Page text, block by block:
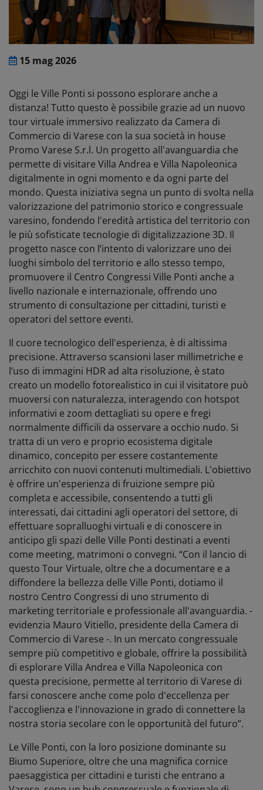
15 mag 2026
Oggi le Ville Ponti si possono esplorare anche a
distanza! Tutto questo è possibile grazie ad un nuovo
tour virtuale immersivo realizzato da Camera di
Commercio di Varese con la sua società in house
Promo Varese S.r.l. Un progetto all'avanguardia che
permette di visitare Villa Andrea e Villa Napoleonica
digitalmente in ogni momento e da ogni parte del
mondo. Questa iniziativa segna un punto di svolta nella
valorizzazione del patrimonio storico e congressuale
varesino, fondendo l'eredità artistica del territorio con
le più sofisticate tecnologie di digitalizzazione 3D. Il
progetto nasce con l’intento di valorizzare uno dei
luoghi simbolo del territorio e allo stesso tempo,
promuovere il Centro Congressi Ville Ponti anche a
livello nazionale e internazionale, offrendo uno
strumento di consultazione per cittadini, turisti e
operatori del settore eventi.
Il cuore tecnologico dell'esperienza, è di altissima
precisione. Attraverso scansioni laser millimetriche e
l’uso di immagini HDR ad alta risoluzione, è stato
creato un modello fotorealistico in cui il visitatore può
muoversi con naturalezza, interagendo con hotspot
informativi e zoom dettagliati su opere e fregi
normalmente difficili da osservare a occhio nudo. Si
tratta di un vero e proprio ecosistema digitale
dinamico, concepito per essere costantemente
arricchito con nuovi contenuti multimediali. L'obiettivo
è offrire un'esperienza di fruizione sempre più
completa e accessibile, consentendo a tutti gli
interessati, dai cittadini agli operatori del settore, di
effettuare sopralluoghi virtuali e di conoscere in
anticipo gli spazi delle Ville Ponti destinati a eventi
come meeting, matrimoni o convegni. “Con il lancio di
questo Tour Virtuale, oltre che a documentare e a
diffondere la bellezza delle Ville Ponti, dotiamo il
nostro Centro Congressi di uno strumento di
marketing territoriale e professionale all'avanguardia. -
evidenzia Mauro Vitiello, presidente della Camera di
Commercio di Varese -. In un mercato congressuale
sempre più competitivo e globale, offrire la possibilità
di esplorare Villa Andrea e Villa Napoleonica con
questa precisione, permette al territorio di Varese di
farsi conoscere anche come polo d'eccellenza per
l'accoglienza e l'innovazione in grado di connettere la
nostra storia secolare con le opportunità del futuro”.
Le Ville Ponti, con la loro posizione dominante su
Biumo Superiore, oltre che una magnifica cornice
paesaggistica per cittadini e turisti che entrano a